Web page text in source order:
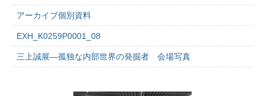
アーカイブ個別資料
EXH_K0259P0001_08
三上誠展―孤独な内部世界の発掘者 会場写真